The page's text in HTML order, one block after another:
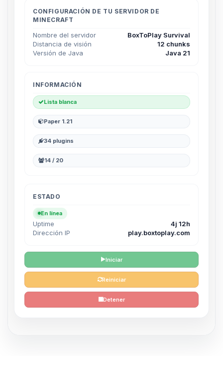
CONFIGURACIÓN DE TU SERVIDOR DE
MINECRAFT
Nombre del servidor
BoxToPlay Survival
Distancia de visión
12 chunks
Versión de Java
Java 21
INFORMACIÓN
Lista blanca
Paper 1.21
34 plugins
14 / 20
ESTADO
En línea
Uptime
4j 12h
Dirección IP
play.boxtoplay.com
Iniciar
Reiniciar
Detener
asistente de BoxToPlay. Cuentame
que necesitas y moveré mis
pequenos circuitos para ayudarte.
08/08/2026 08:39